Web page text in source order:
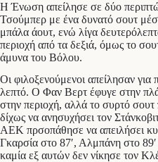
Η Ένωση απείλησε σε δύο
Τσούμπερ με ένα δυνατό σουτ
μπάλα άουτ, ενώ λίγα
περιοχή από τα δεξιά, όμως το
άμυνα του Βόλου.
Οι φιλοξενούμενοι απείλησαν
λεπτό. Ο Φαν Βερτ έφυγε στην
στην περιοχή, αλλά το συρτό σουτ
δίχως να ανησυχήσει τον
ΑΕΚ πρσοπάθησε να απειλήσει
Γκαρσία στο 87′, Αλμπάνη στο
καμία εξ αυτών δεν νίκησε τον